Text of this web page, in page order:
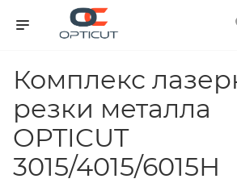
Комплекс
резки металла
OPTICUT
3015/4015/6015Н